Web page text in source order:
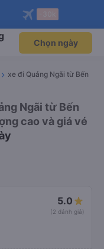
Mở app
qua
Mở app
Chọn ngày
xe đi Quảng Ngãi từ Bến
Ngãi từ Bến
cao và giá vé
5.0
(2 đánh giá)